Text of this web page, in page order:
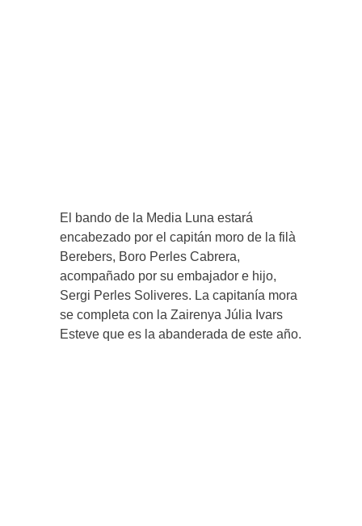
El bando de la Media Luna estará
encabezado por el capitán moro de la filà
Berebers, Boro Perles Cabrera,
acompañado por su embajador e hijo,
Sergi Perles Soliveres. La capitanía mora
se completa con la Zairenya Júlia Ivars
Esteve que es la abanderada de este año.